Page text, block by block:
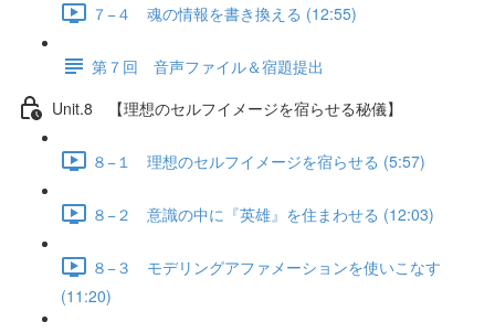
７−４ 魂の情報を書き換える (12:55)
第７回 音声ファイル＆宿題提出
Unit.8 【理想のセルフイメージを宿らせる秘儀】
８−１ 理想のセルフイメージを宿らせる (5:57)
８−２ 意識の中に『英雄』を住まわせる (12:03)
８−３ モデリングアファメーションを使いこなす
(11:20)